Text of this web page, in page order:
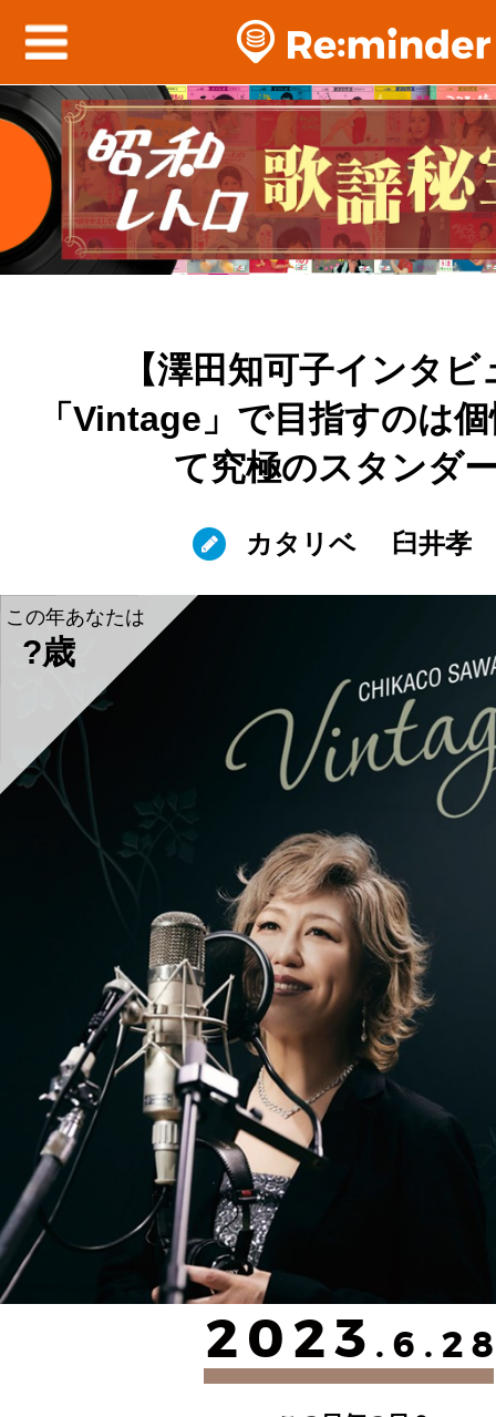
【澤田知可子インタビ
「Vintage」で目指すのは
て究極のスタンダ
カタリベ 臼井孝
この年あなたは
?歳
2023